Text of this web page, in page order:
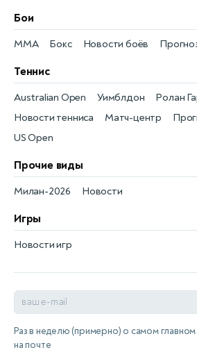
Бои
Новости боёв
MMA Бокс
Теннис
Новости тенниса
Australian Open
Матч-центр
Уимблдон
Ролан
US Open
Прочие виды
Новости
Милан-2026
Игры
Новости игр
Раз в неделю (примерно) о самом
на почте